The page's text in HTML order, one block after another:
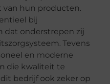
van hun producten.
bij
dat onderstrepen zij
Tevens
en moderne
die kwaliteit te
bedrijf ook zeker op